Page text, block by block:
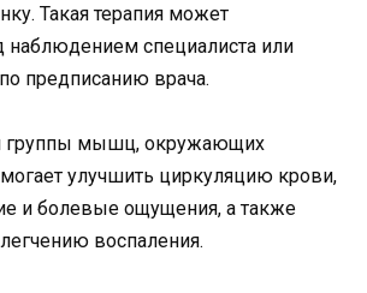
Такая терапия может
наблюдением специалиста или
предписанию врача.
группы мышц, окружающих
улучшить циркуляцию крови,
и болевые ощущения, а также
воспаления.